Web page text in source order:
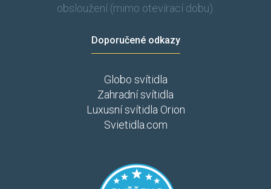
obsloužení (mimo otevírací dobu).
Doporučené odkazy
Globo svítidla
Zahradní svítidla
Luxusní svítidla Orion
Svietidla.com